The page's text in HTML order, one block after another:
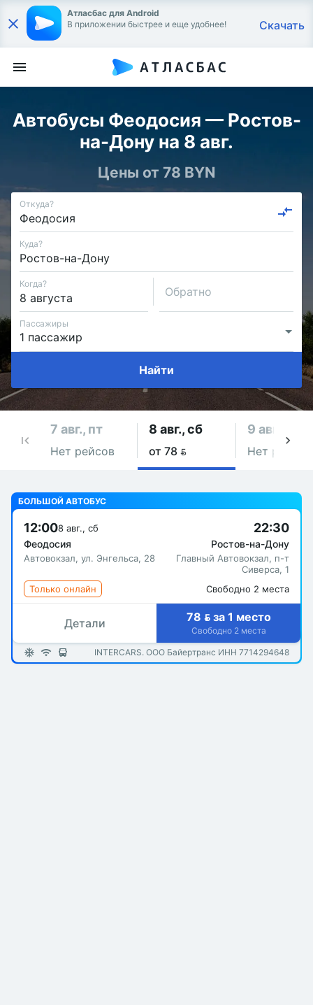
Атласбас для Android
В приложении быстрее и еще удобнее!
Скачать
Автобусы Феодосия — Ростов-
на-Дону на 8 авг.
Цены от 78 BYN
Откуда?
Куда?
Когда?
Обратно
Пассажиры
Найти
7 авг., пт
Нет рейсов
8 авг., сб
от 78 
9 авг., вс
Нет рейсов
БОЛЬШОЙ АВТОБУС
12:008 авг., сб
Феодосия
Автовокзал, ул. Энгельса, 28
22:30
Ростов-на-Дону
Главный Автовокзал, п-т
Сиверса, 1
Только онлайн
Свободно 2 места
Детали 78  за 1 место
Свободно 2 места
INTERCARS. ООО Байертранс ИНН 7714294648